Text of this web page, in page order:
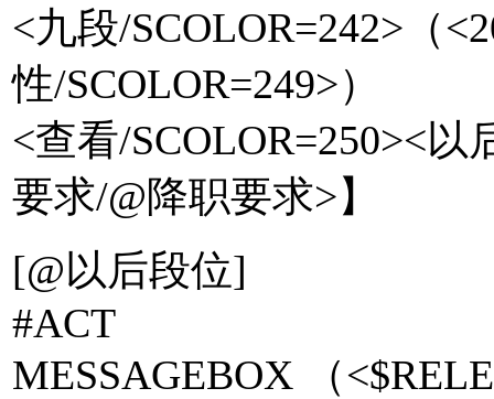
<九段/SCOLOR=242>（
性/SCOLOR=249>）
<查看/SCOLOR=250><
要求/@降职要求>】 【
[@以后段位]
#ACT
MESSAGEBOX （